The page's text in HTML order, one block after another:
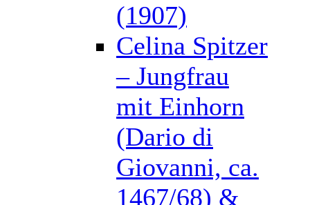
(1907)
Celina Spitzer
– Jungfrau
mit Einhorn
(Dario di
Giovanni, ca.
1467/68) &